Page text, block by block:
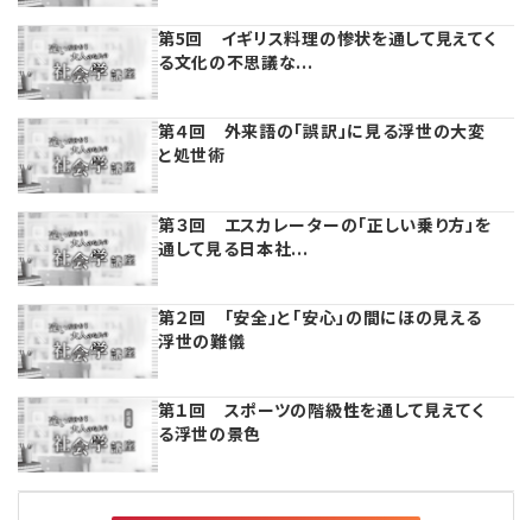
登記関連
定款関連
法改正-法人運営
税務
インボイス
電子帳簿保存法
法改正-労務
個人情報
法改正-法務
資産運用
IT
連載
論壇
カレンダー
NEWS・TOPIC・特報
【連載】オピニオンリーダーのnote
【連載】会計相談室
【連載】公益法人運営実務の処方箋
【連載】公益法人会計検定試験一問一答
【連載】公益法人制度のリアル
【連載】これからの時代の資産運用
【連載】採用・定着・育成のための人事戦略
【連載】事例に学ぶ立入検査で想定される指摘事項
【連載】シェアコモン200インタビュー
【連載】シェアコモン200 誌上相談室
【連載】実務と税務のポイント
【連載】事務局だよりPLUS
無料記事
公益・一般法人オンラインとは
登録案内
専門誌一覧
お問合せ
プライバシーポリシー
第5回 イギリス料理の惨状を通して見えてく
る文化の不思議な...
第４回 外来語の「誤訳」に見る浮世の大変
と処世術
第３回 エスカレーターの「正しい乗り方」を
通して見る日本社...
第２回 「安全」と「安心」の間にほの見える
浮世の難儀
第１回 スポーツの階級性を通して見えてく
る浮世の景色